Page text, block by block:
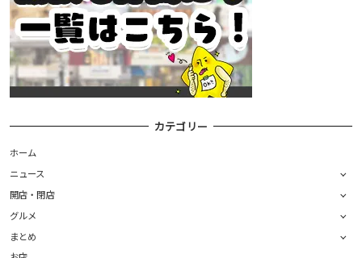
カテゴリー
ホーム
ニュース
開店・閉店
グルメ
まとめ